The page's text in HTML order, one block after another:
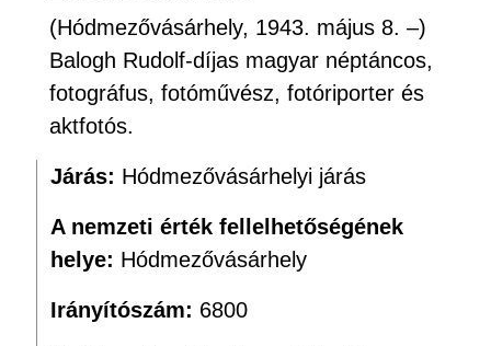
(Hódmezővásárhely, 1943. május 8. –)
Balogh Rudolf-díjas magyar néptáncos,
fotográfus, fotóművész, fotóriporter és
aktfotós.
Járás: Hódmezővásárhelyi járás
A nemzeti érték fellelhetőségének
helye: Hódmezővásárhely
Irányítószám: 6800